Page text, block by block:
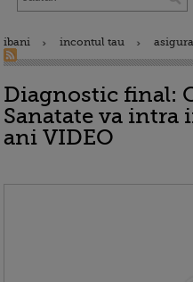
ibani incontul tau
Diagnostic final:
Sanatate va
ani VIDEO